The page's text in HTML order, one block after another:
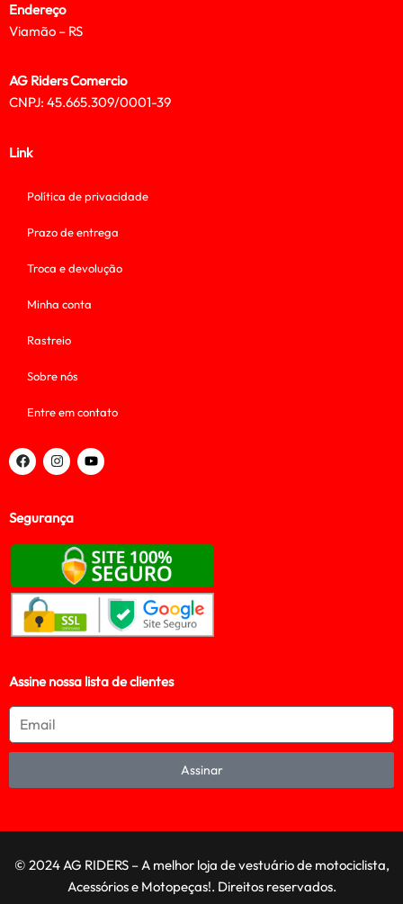
Endereço
Viamão – RS
AG Riders Comercio
CNPJ: 45.665.309/0001-39
Link
Política de privacidade
Prazo de entrega
Troca e devolução
Minha conta
Rastreio
Sobre nós
Entre em contato
Segurança
Assine nossa lista de clientes
Assinar
© 2024 AG RIDERS – A melhor loja de vestuário de motociclista,
Acessórios e Motopeças!. Direitos reservados.